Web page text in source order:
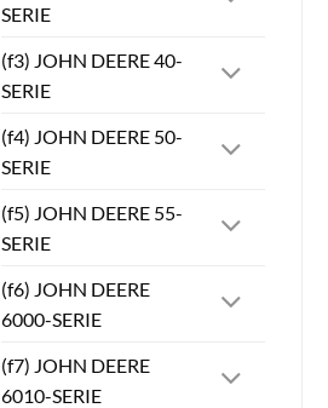
SERIE
(f3) JOHN DEERE 40-
SERIE
(f4) JOHN DEERE 50-
SERIE
(f5) JOHN DEERE 55-
SERIE
(f6) JOHN DEERE
6000-SERIE
(f7) JOHN DEERE
6010-SERIE